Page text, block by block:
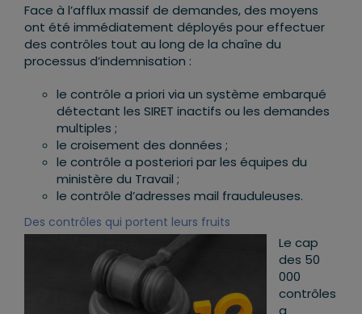
Face à l’afflux massif de demandes, des moyens
ont été immédiatement déployés pour effectuer
des contrôles tout au long de la chaîne du
processus d’indemnisation :
le contrôle a priori via un système embarqué
détectant les SIRET inactifs ou les demandes
multiples ;
le croisement des données ;
le contrôle a posteriori par les équipes du
ministère du Travail ;
le contrôle d’adresses mail frauduleuses.
Des contrôles qui portent leurs fruits
Le cap
des 50
000
contrôles
a